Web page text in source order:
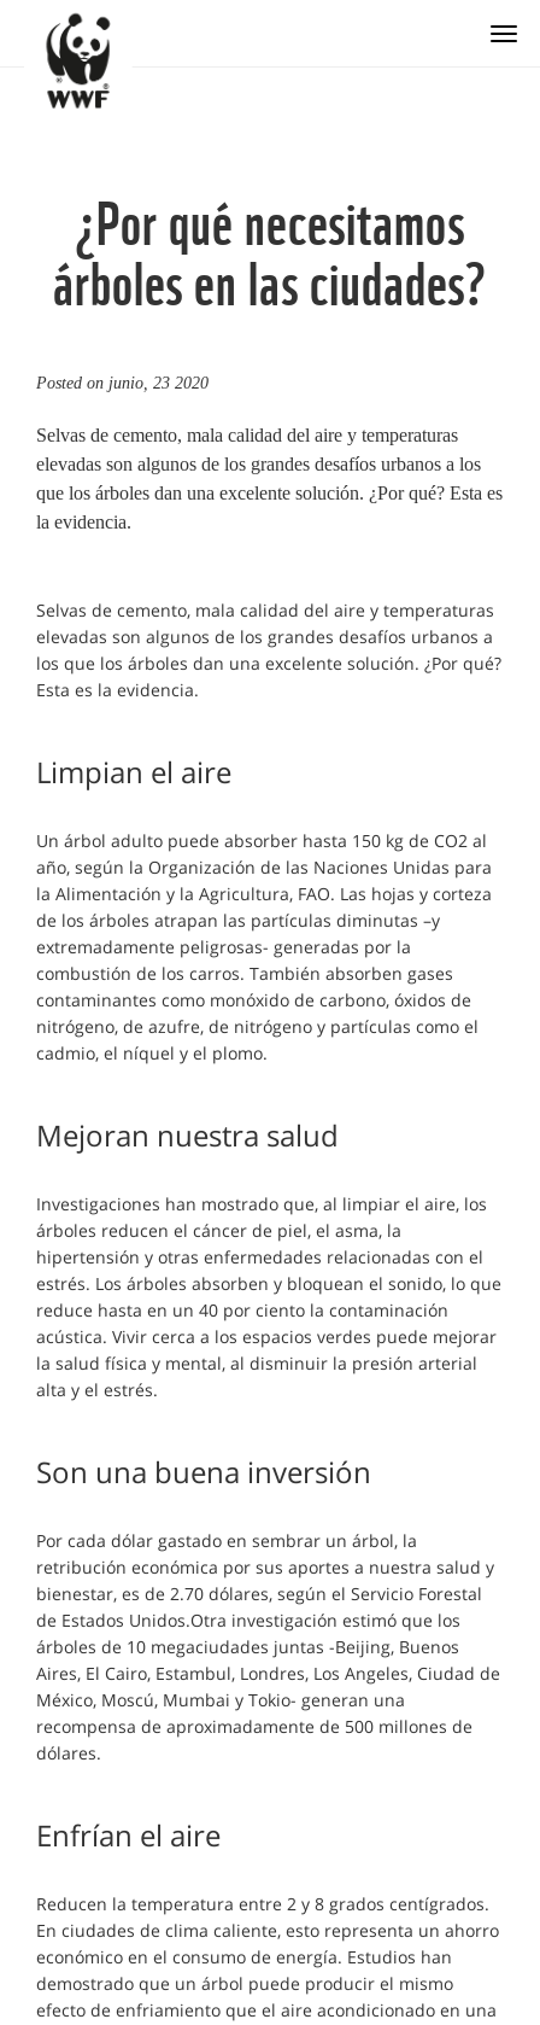
¿Por qué necesitamos
árboles en las ciudades?
Posted on junio, 23 2020
Selvas de cemento, mala calidad del aire y temperaturas
elevadas son algunos de los grandes desafíos urbanos a los
que los árboles dan una excelente solución. ¿Por qué? Esta es
la evidencia.
Selvas de cemento, mala calidad del aire y temperaturas
elevadas son algunos de los grandes desafíos urbanos a
los que los árboles dan una excelente solución. ¿Por qué?
Esta es la evidencia.
Limpian el aire
Un árbol adulto puede absorber hasta 150 kg de CO2 al
año, según la Organización de las Naciones Unidas para
la Alimentación y la Agricultura, FAO. Las hojas y corteza
de los árboles atrapan las partículas diminutas –y
extremadamente peligrosas- generadas por la
combustión de los carros. También absorben gases
contaminantes como monóxido de carbono, óxidos de
nitrógeno, de azufre, de nitrógeno y partículas como el
cadmio, el níquel y el plomo.
Mejoran nuestra salud
Investigaciones han mostrado que, al limpiar el aire, los
árboles reducen el cáncer de piel, el asma, la
hipertensión y otras enfermedades relacionadas con el
estrés. Los árboles absorben y bloquean el sonido, lo que
reduce hasta en un 40 por ciento la contaminación
acústica. Vivir cerca a los espacios verdes puede mejorar
la salud física y mental, al disminuir la presión arterial
alta y el estrés.
Son una buena inversión
Por cada dólar gastado en sembrar un árbol, la
retribución económica por sus aportes a nuestra salud y
bienestar, es de 2.70 dólares, según el Servicio Forestal
de Estados Unidos.Otra investigación estimó que los
árboles de 10 megaciudades juntas -Beijing, Buenos
Aires, El Cairo, Estambul, Londres, Los Angeles, Ciudad de
México, Moscú, Mumbai y Tokio- generan una
recompensa de aproximadamente de 500 millones de
dólares.
Enfrían el aire
Reducen la temperatura entre 2 y 8 grados centígrados.
En ciudades de clima caliente, esto representa un ahorro
económico en el consumo de energía. Estudios han
demostrado que un árbol puede producir el mismo
efecto de enfriamiento que el aire acondicionado en una